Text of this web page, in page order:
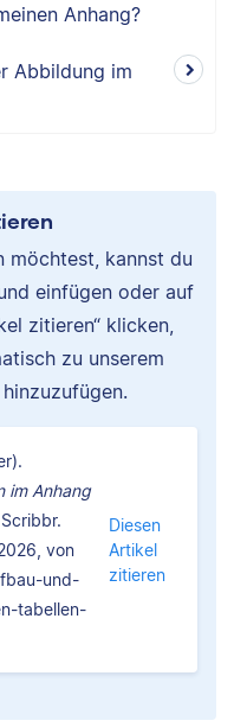
Anhang?
Abbildung im
möchtest, kannst du
einfügen oder auf
zitieren“ klicken,
zu unserem
im Anhang
Scribbr.
von
und-
tabellen-
Diesen
Artikel
zitieren